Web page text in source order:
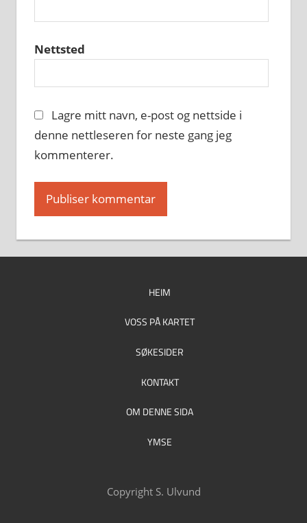
Nettsted
Lagre mitt navn, e-post og nettside i
denne nettleseren for neste gang jeg
kommenterer.
HEIM
VOSS PÅ KARTET
SØKESIDER
KONTAKT
OM DENNE SIDA
YMSE
Copyright S. Ulvund